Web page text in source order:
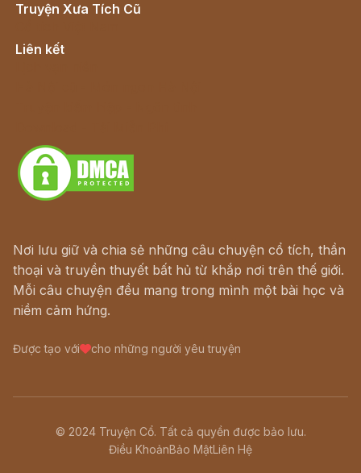
Truyện Xưa Tích Cũ
Liên kết
Nơi lưu giữ và chia sẻ những câu chuyện cổ tích, thần
thoại và truyền thuyết bất hủ từ khắp nơi trên thế giới.
Mỗi câu chuyện đều mang trong mình một bài học và
niềm cảm hứng.
Được tạo với cho những người yêu truyện
© 2024 Truyện Cổ. Tất cả quyền được bảo lưu.
Điều KhoảnBảo MậtLiên Hệ